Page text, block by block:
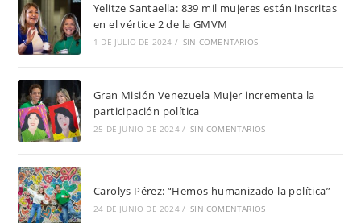
Yelitze Santaella: 839 mil mujeres están inscritas
en el vértice 2 de la GMVM
1 DE JULIO DE 2024 / SIN COMENTARIOS
Gran Misión Venezuela Mujer incrementa la
participación política
25 DE JUNIO DE 2024 / SIN COMENTARIOS
Carolys Pérez: “Hemos humanizado la política”
24 DE JUNIO DE 2024 / SIN COMENTARIOS